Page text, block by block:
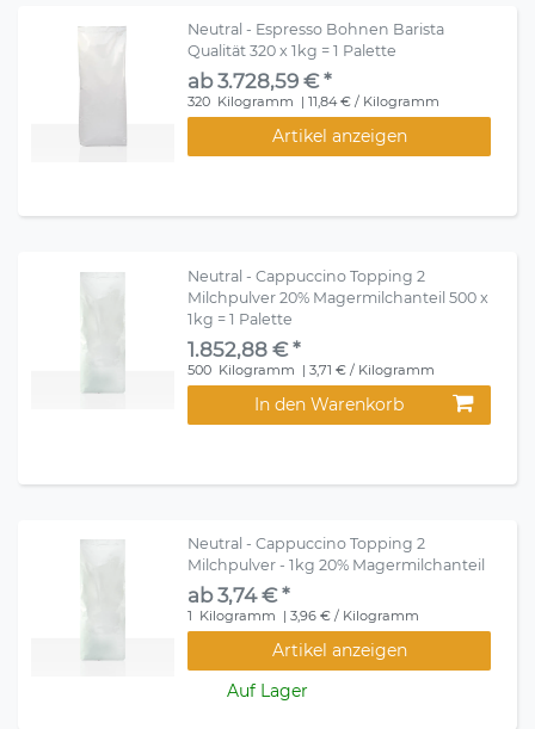
Neutral - Espresso Bohnen Barista
Qualität 320 x 1kg = 1 Palette
ab 3.728,59 € *
320 Kilogramm | 11,84 € / Kilogramm
Artikel anzeigen
Neutral - Cappuccino Topping 2
Milchpulver 20% Magermilchanteil 500 x
1kg = 1 Palette
1.852,88 € *
500 Kilogramm | 3,71 € / Kilogramm
In den Warenkorb
Neutral - Cappuccino Topping 2
Milchpulver - 1kg 20% Magermilchanteil
ab 3,74 € *
1 Kilogramm | 3,96 € / Kilogramm
Artikel anzeigen
Auf Lager